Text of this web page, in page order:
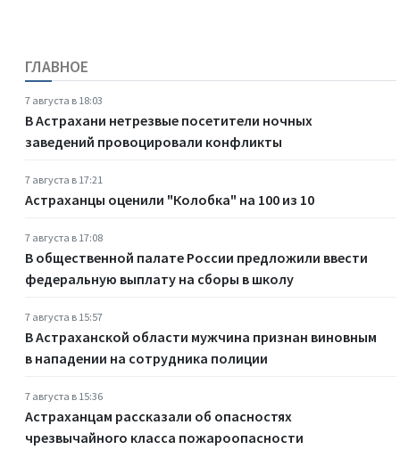
ГЛАВНОЕ
7 августа в 18:03
В Астрахани нетрезвые посетители ночных
заведений провоцировали конфликты
7 августа в 17:21
Астраханцы оценили "Колобка" на 100 из 10
7 августа в 17:08
В общественной палате России предложили ввести
федеральную выплату на сборы в школу
7 августа в 15:57
В Астраханской области мужчина признан виновным
в нападении на сотрудника полиции
7 августа в 15:36
Астраханцам рассказали об опасностях
чрезвычайного класса пожароопасности